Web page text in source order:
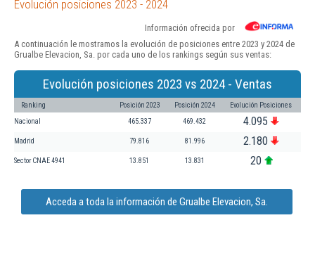
Evolución posiciones 2023 - 2024
Información ofrecida por
A continuación le mostramos la evolución de posiciones entre 2023 y 2024 de
Grualbe Elevacion, Sa. por cada uno de los rankings según sus ventas:
Evolución posiciones 2023 vs 2024 - Ventas
Ranking Posición 2023 Posición 2024 Evolución Posiciones
Nacional 465.337 469.432 4.095
Madrid 79.816 81.996 2.180
Sector CNAE 4941 13.851 13.831 20
Acceda a toda la información de Grualbe Elevacion, Sa.